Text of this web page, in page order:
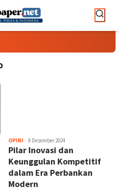
OPINI Heri
Purwata
8 Desember 2024
Pilar Inovasi dan
Keunggulan Kompetitif
dalam Era Perbankan
Modern